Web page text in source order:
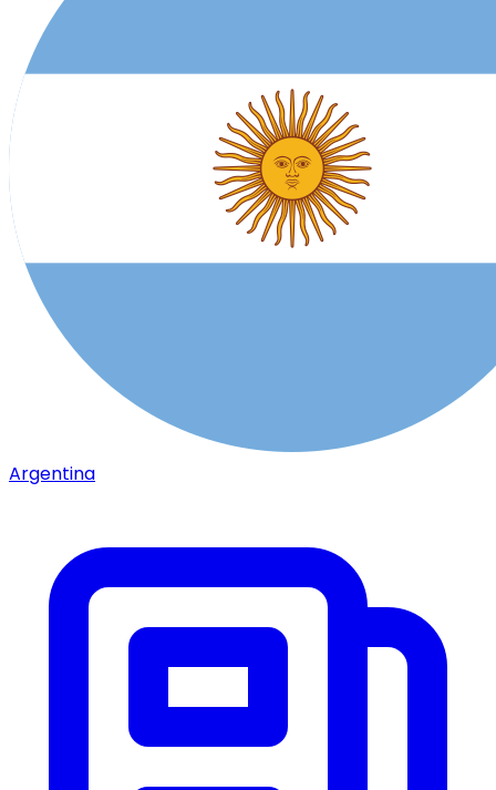
Argentina